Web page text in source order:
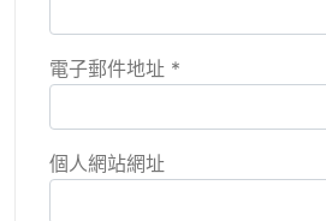
電子郵件地址 *
個人網站網址